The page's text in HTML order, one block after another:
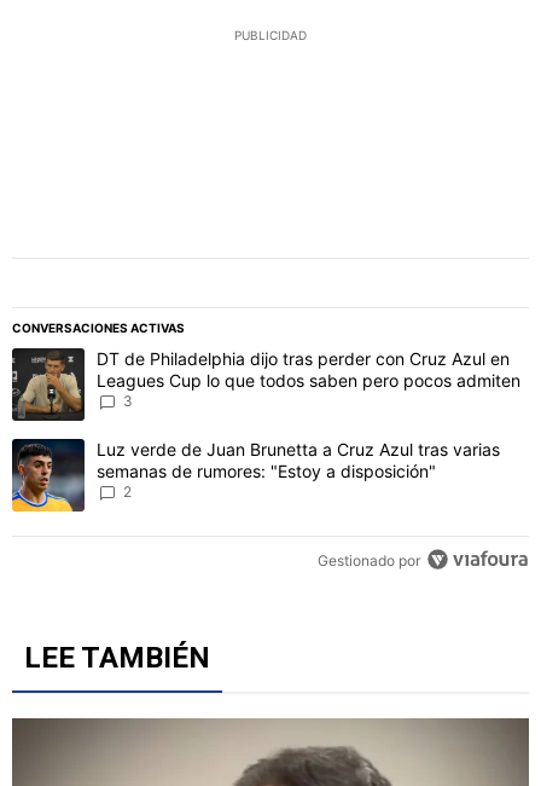
PUBLICIDAD
CONVERSACIONES ACTIVAS
Este listado muestra los artículos con más comentarios en los
Un artículo de tendencia con el título "DT de Philadelphia dijo
DT de Philadelphia dijo tras perder con Cruz Azul en
Leagues Cup lo que todos saben pero pocos admiten
3
Un artículo de tendencia con el título "Luz verde de Juan
Luz verde de Juan Brunetta a Cruz Azul tras varias
semanas de rumores: "Estoy a disposición"
2
Gestionado por
LEE TAMBIÉN